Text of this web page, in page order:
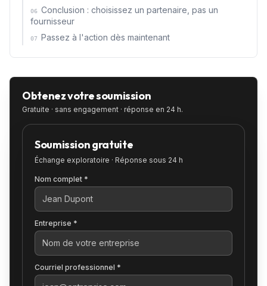
06 Conclusion : choisissez un partenaire, pas un
fournisseur
07 Passez à l'action dès maintenant
Obtenez votre soumission
Gratuite · sans engagement · réponse en 24 h.
Soumission gratuite
Échange exploratoire · Réponse sous 24 h
Nom complet *
Entreprise *
Courriel professionnel *